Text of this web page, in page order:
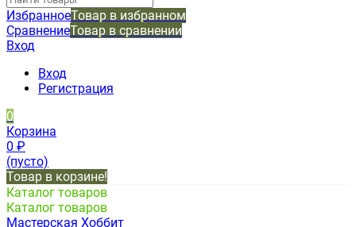
ИзбранноеТовар в избранном
СравнениеТовар в сравнении
Вход
Вход
Регистрация
0
Корзина
0 ₽
(пусто)
Товар в корзине!
Каталог товаров
Каталог товаров
Мастерская Хоббит